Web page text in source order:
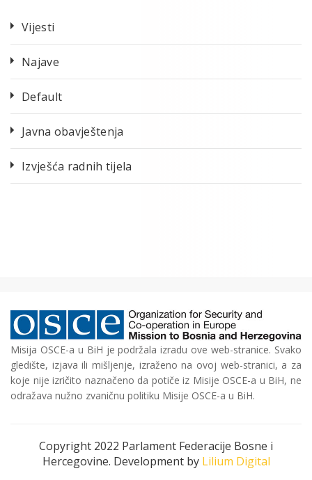
Vijesti
Najave
Default
Javna obavještenja
Izvješća radnih tijela
Misija OSCE-a u BiH je podržala izradu ove web-stranice. Svako
gledište, izjava ili mišljenje, izraženo na ovoj web-stranici, a za
koje nije izričito naznačeno da potiče iz Misije OSCE-a u BiH, ne
odražava nužno zvaničnu politiku Misije OSCE-a u BiH.
Copyright 2022 Parlament Federacije Bosne i
Hercegovine. Development by Lilium Digital